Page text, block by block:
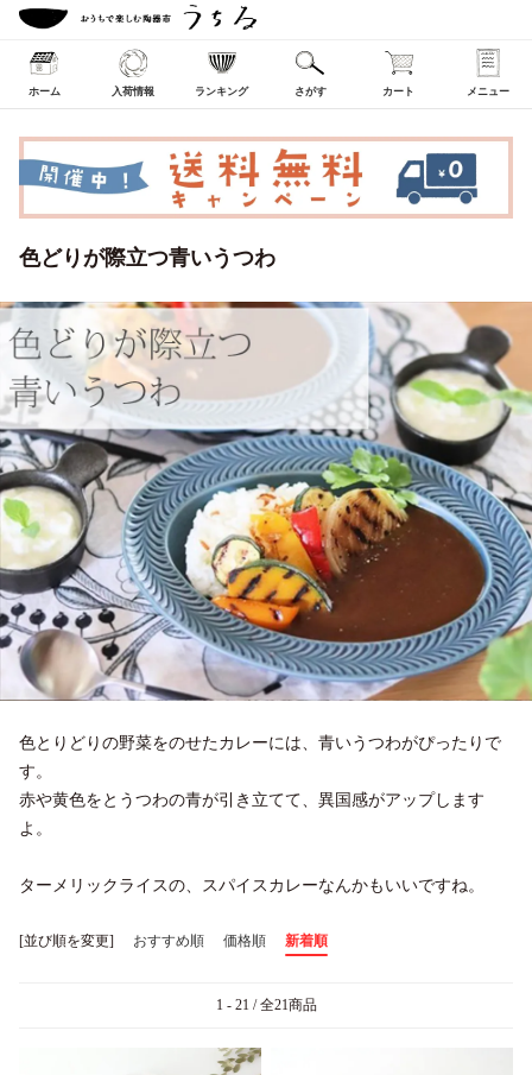
ホーム 入荷情報 ランキング さがす カート メニュー
色どりが際立つ青いうつわ
色とりどりの野菜をのせたカレーには、青いうつわがぴったりで
す。
赤や黄色をとうつわの青が引き立てて、異国感がアップします
よ。
ターメリックライスの、スパイスカレーなんかもいいですね。
[並び順を変更] おすすめ順 価格順 新着順
1 - 21 / 全21商品